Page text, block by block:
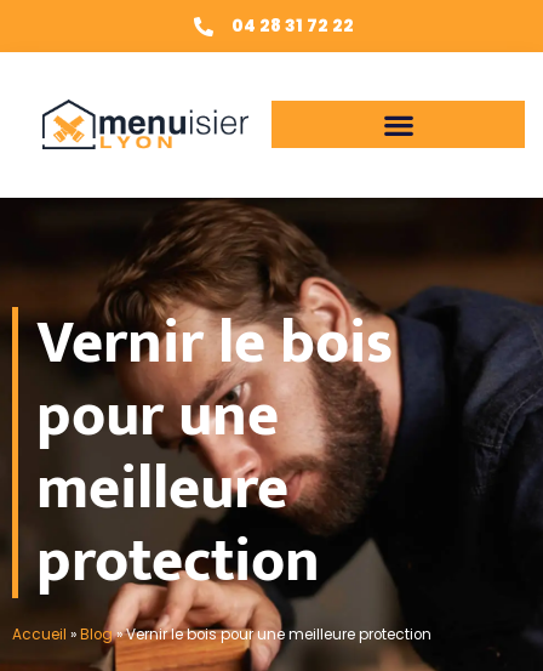
04 28 31 72 22
Vernir le bois
pour une
meilleure
protection
Accueil »Blog»Vernir le bois pour une meilleure protection